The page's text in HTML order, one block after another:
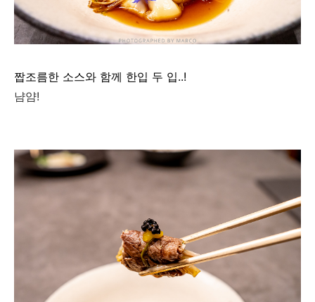
짭조름한 소스와 함께 한입 두 입..!
냠얌!